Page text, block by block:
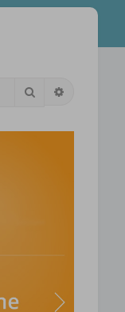
Cerca